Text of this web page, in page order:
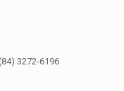
3272-6196